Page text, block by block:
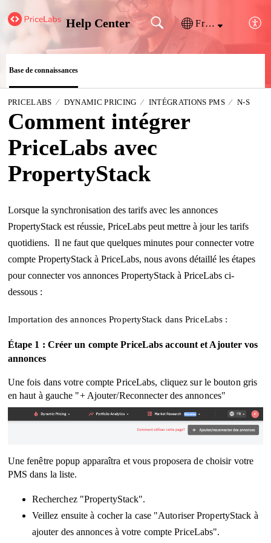
Help Center Français (France)
Base de connaissances
PRICELABS DYNAMIC PRICING INTÉGRATIONS PMS N-S
Comment intégrer
PriceLabs avec
PropertyStack
Lorsque la synchronisation des tarifs avec les annonces
PropertyStack est réussie, PriceLabs peut mettre à jour les tarifs
quotidiens. Il ne faut que quelques minutes pour connecter votre
compte PropertyStack à PriceLabs, nous avons détaillé les étapes
pour connecter vos annonces PropertyStack à PriceLabs ci-
dessous :
Importation des annonces PropertyStack dans PriceLabs :
Étape 1 : Créer un compte PriceLabs account et Ajouter vos
annonces
Une fois dans votre compte PriceLabs, cliquez sur le bouton gris
en haut à gauche "+ Ajouter/Reconnecter des annonces"
Une fenêtre popup apparaîtra et vous proposera de choisir votre
PMS dans la liste.
Recherchez "PropertyStack".
Veillez ensuite à cocher la case "Autoriser PropertyStack à
ajouter des annonces à votre compte PriceLabs".